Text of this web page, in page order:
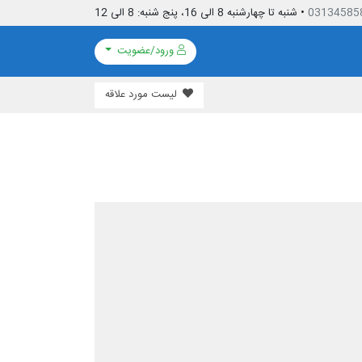
• شنبه تا چهارشنبه 8 الی 16، پنج شنبه: 8 الی 12
ورود/عضویت
لیست مورد علاقه